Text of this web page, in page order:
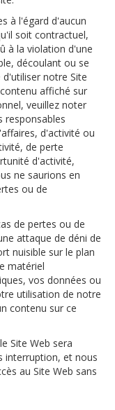
à l'égard d'aucun
soit contractuel,
à la violation d'une
découlant ou se
notre Site
affiché sur
veuillez noter
responsables
d'activité ou
de perte
d'activité,
ne saurions en
ou de
de pertes ou de
attaque de déni de
nuisible sur le plan
matériel
vos données ou
utilisation de notre
contenu sur ce
Site Web sera
interruption, et nous
au Site Web sans